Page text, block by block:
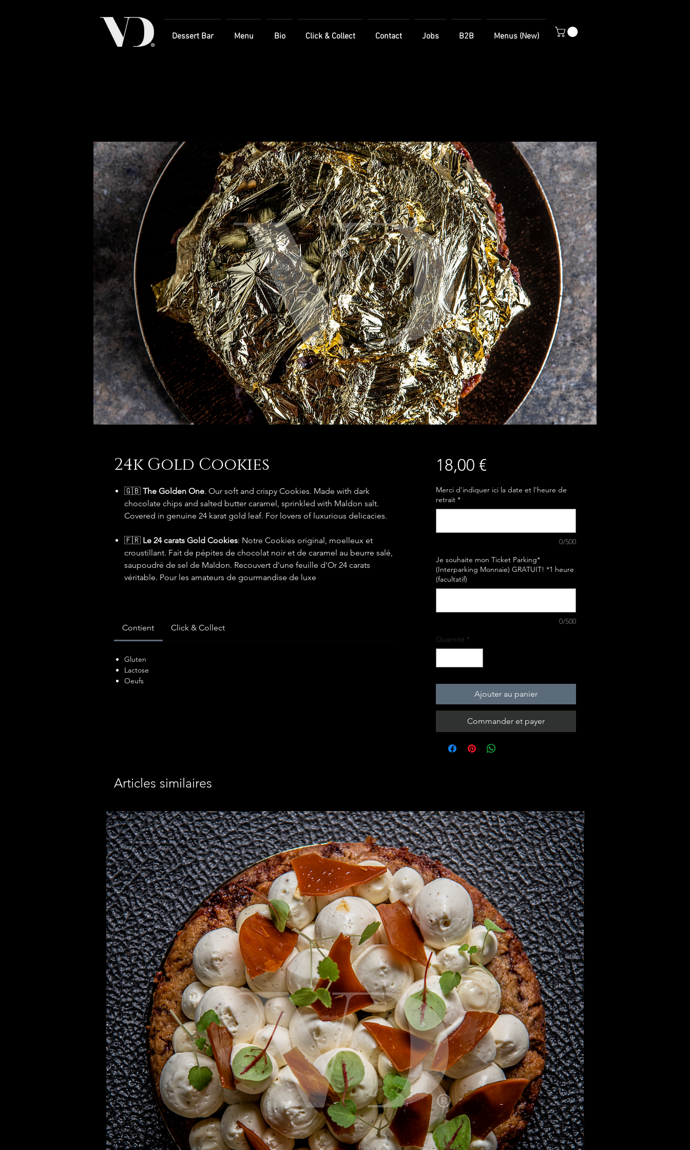
Dessert Bar Menu Bio Click & Collect Contact Jobs B2B Menus (New)
24k Gold Cookies
🇬🇧 The Golden One. Our soft and crispy Cookies. Made with dark
chocolate chips and salted butter caramel, sprinkled with Maldon salt.
Covered in genuine 24 karat gold leaf. For lovers of luxurious delicacies.
🇫🇷 Le 24 carats Gold Cookies: Notre Cookies original, moelleux et
croustillant. Fait de pépites de chocolat noir et de caramel au beurre salé,
saupoudré de sel de Maldon. Recouvert d'une feuille d'Or 24 carats
véritable. Pour les amateurs de gourmandise de luxe
Contient Click & Collect
Gluten
Lactose
Oeufs
18,00 €Prix
Merci d'indiquer ici la date et l'heure de
retrait *
0/500
Je souhaite mon Ticket Parking*
(Interparking Monnaie) GRATUIT! *1 heure
(facultatif)
0/500
Quantité *
Ajouter au panier
Commander et payer
Articles similaires